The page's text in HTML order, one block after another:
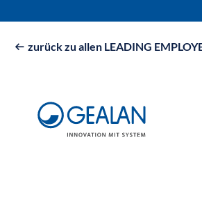
 zurück zu allen LEADING